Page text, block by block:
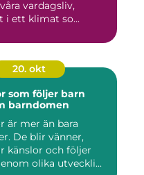
vardagsliv,
i ett klimat so...
20. okt
som följer barn
barndomen
är mer än bara
De blir vänner,
känslor och följer
olika utveckli...